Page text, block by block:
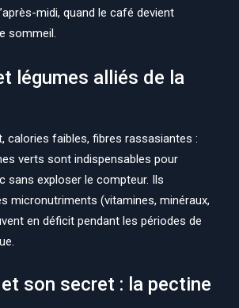
midi, quand le café devient
sommeil.
légumes alliés de la
calories faibles, fibres rassasiantes :
verts sont indispensables pour
sans exploser le compteur. Ils
micronutriments (vitamines, minéraux,
en déficit pendant les périodes de
son secret : la pectine